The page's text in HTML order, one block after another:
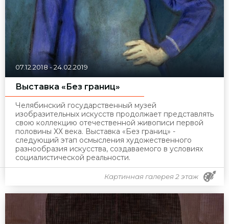
07.12.2018-24.02.2019
Выставка «Без границ»
Челябинский государственный музей
изобразительных искусств продолжает представлять
свою коллекцию отечественной живописи первой
половины ХХ века. Выставка «Без границ» -
следующий этап осмысления художественного
разнообразия искусства, создаваемого в условиях
социалистической реальности.
Картинная галерея 2 этаж